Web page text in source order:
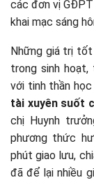
các đơn vị
khai mạc sáng
Những giá trị
trong sinh hoạt,
với tinh thần
tài xuyên suốt
chị Huynh
phương thức
phút giao lưu,
đã để lại nhiều